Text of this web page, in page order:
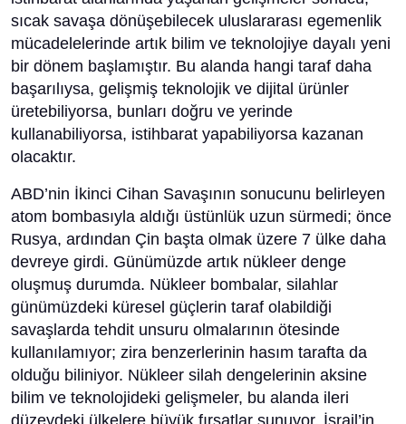
sıcak savaşa dönüşebilecek uluslararası egemenlik
mücadelelerinde artık bilim ve teknolojiye dayalı yeni
bir dönem başlamıştır. Bu alanda hangi taraf daha
başarılıysa, gelişmiş teknolojik ve dijital ürünler
üretebiliyorsa, bunları doğru ve yerinde
kullanabiliyorsa, istihbarat yapabiliyorsa kazanan
olacaktır.
ABD’nin İkinci Cihan Savaşının sonucunu belirleyen
atom bombasıyla aldığı üstünlük uzun sürmedi; önce
Rusya, ardından Çin başta olmak üzere 7 ülke daha
devreye girdi. Günümüzde artık nükleer denge
oluşmuş durumda. Nükleer bombalar, silahlar
günümüzdeki küresel güçlerin taraf olabildiği
savaşlarda tehdit unsuru olmalarının ötesinde
kullanılamıyor; zira benzerlerinin hasım tarafta da
olduğu biliniyor. Nükleer silah dengelerinin aksine
bilim ve teknolojideki gelişmeler, bu alanda ileri
düzeydeki ülkelere büyük fırsatlar sunuyor. İsrail’in